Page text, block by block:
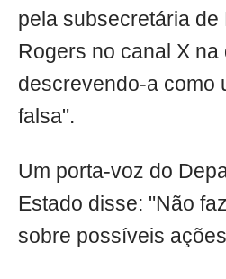
pela subsecretária de
Rogers no canal X na
descrevendo-a como
falsa".
Um porta-voz do
Estado disse: "Não
sobre possíveis